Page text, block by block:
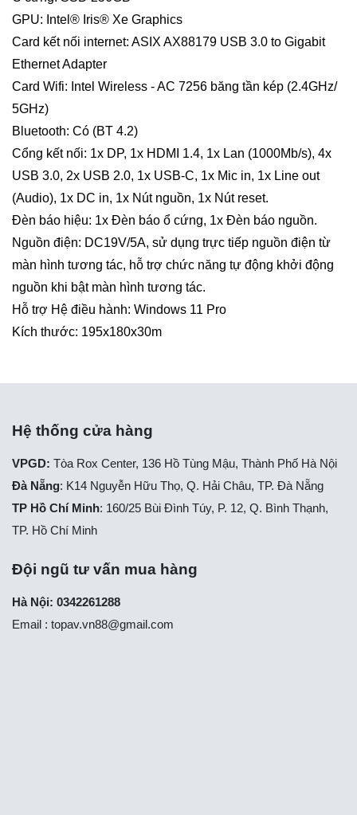
GPU: Intel® Iris® Xe Graphics
Card kết nối internet: ASIX AX88179 USB 3.0 to Gigabit
Ethernet Adapter
Card Wifi: Intel Wireless - AC 7256 băng tần kép (2.4GHz/
5GHz)
Bluetooth: Có (BT 4.2)
Cổng kết nối: 1x DP, 1x HDMI 1.4, 1x Lan (1000Mb/s), 4x
USB 3.0, 2x USB 2.0, 1x USB-C, 1x Mic in, 1x Line out
(Audio), 1x DC in, 1x Nút nguồn, 1x Nút reset.
Đèn báo hiệu: 1x Đèn báo ổ cứng, 1x Đèn báo nguồn.
Nguồn điện: DC19V/5A, sử dụng trực tiếp nguồn điện từ
màn hình tương tác, hỗ trợ chức năng tự động khởi động
nguồn khi bật màn hình tương tác.
Hỗ trợ Hệ điều hành: Windows 11 Pro
Kích thước: 195x180x30m
Hệ thống cửa hàng
VPGD: Tòa Rox Center, 136 Hồ Tùng Mậu, Thành Phố Hà Nội
Đà Nẵng: K14 Nguyễn Hữu Thọ, Q. Hải Châu, TP. Đà Nẵng
TP Hồ Chí Minh: 160/25 Bùi Đình Túy, P. 12, Q. Bình Thạnh,
TP. Hồ Chí Minh
Đội ngũ tư vấn mua hàng
Hà Nội: 0342261288
Email : topav.vn88@gmail.com